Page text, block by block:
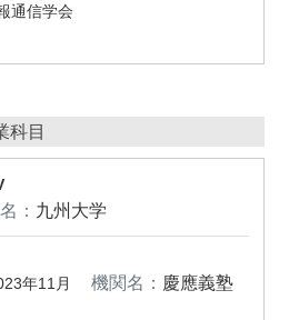
通信学会
科目
： 九州大学
年11月 機関名： 慶應義塾